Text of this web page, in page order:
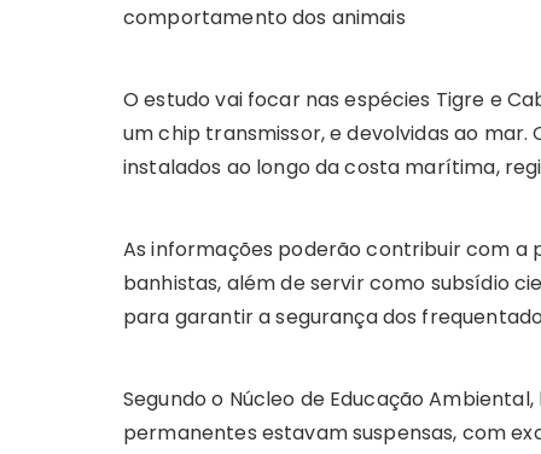
comportamento dos animais
O estudo vai focar nas espécies Tigre e
um chip transmissor, e devolvidas ao
instalados ao longo da costa marítima,
As informações poderão contribuir com a
banhistas, além de servir como subsídio
para garantir a segurança dos
Segundo o Núcleo de Educação
permanentes estavam suspensas, com